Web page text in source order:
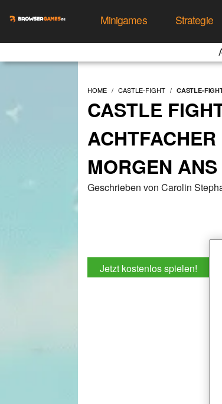
Minigames Strategie
HOME CASTLE-FIGHT CASTLE-
CASTLE
MORGEN
Geschrieben von Carolin
Jetzt kostenlos spielen!